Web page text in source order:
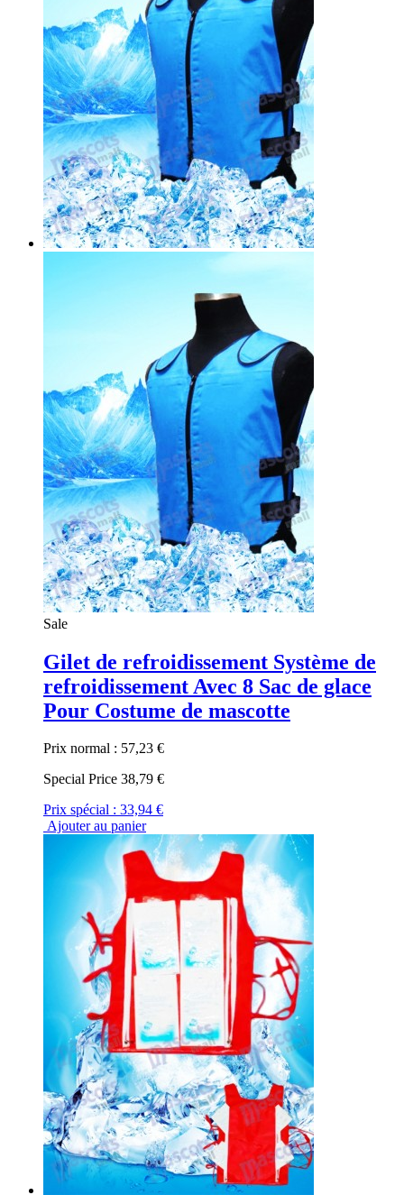
Sale
Gilet de refroidissement Système de
refroidissement Avec 8 Sac de glace
Pour Costume de mascotte
Prix normal : 57,23 €
Special Price 38,79 €
Prix spécial : 33,94 €
Ajouter au panier